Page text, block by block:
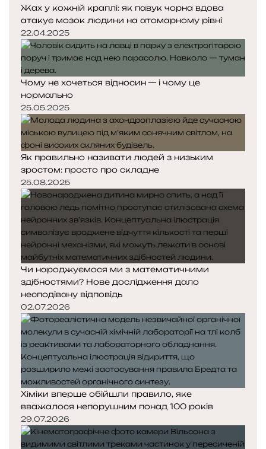
Жах у кожній краплі: як павук чорна вдова
атакує мозок людини на атомарному рівні
22.04.2025
Чому не хочеться відносин — і чому це
нормально
25.05.2025
Як правильно називати людей з низьким
зростом: просто про складне
25.08.2025
Чи народжуємося ми з математичними
здібностями? Нове дослідження дало
несподівану відповідь
02.07.2026
Хіміки вперше обійшли правило, яке
вважалося непорушним понад 100 років
29.07.2026